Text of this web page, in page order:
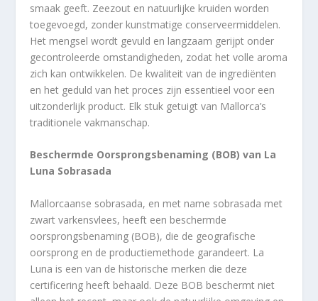
smaak geeft. Zeezout en natuurlijke kruiden worden
toegevoegd, zonder kunstmatige conserveermiddelen.
Het mengsel wordt gevuld en langzaam gerijpt onder
gecontroleerde omstandigheden, zodat het volle aroma
zich kan ontwikkelen. De kwaliteit van de ingrediënten
en het geduld van het proces zijn essentieel voor een
uitzonderlijk product. Elk stuk getuigt van Mallorca’s
traditionele vakmanschap.
Beschermde Oorsprongsbenaming (BOB) van La
Luna Sobrasada
Mallorcaanse sobrasada, en met name sobrasada met
zwart varkensvlees, heeft een beschermde
oorsprongsbenaming (BOB), die de geografische
oorsprong en de productiemethode garandeert. La
Luna is een van de historische merken die deze
certificering heeft behaald. Deze BOB beschermt niet